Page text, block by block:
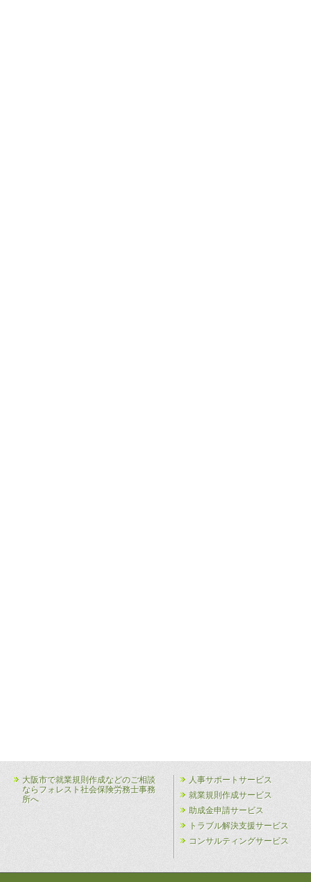
大阪市で就業規則作成などのご相談
ならフォレスト社会保険労務士事務
所へ
人事サポートサービス
就業規則作成サービス
助成金申請サービス
トラブル解決支援サービス
コンサルティングサービス